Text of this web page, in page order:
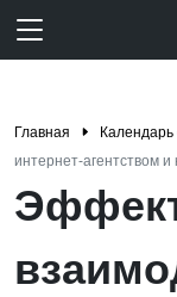
Главная
интернет-агентством и